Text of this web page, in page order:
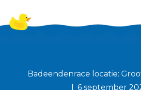
Badeendenrace locatie:
6 september